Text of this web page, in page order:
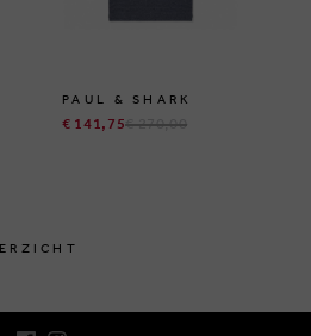
PAUL & SHARK
€ 141,75€ 270,00